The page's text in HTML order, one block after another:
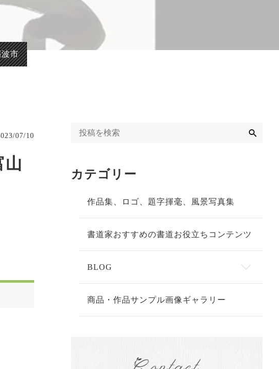
自然風景ギャラリー
「春夏秋冬」
◆◇日刊オンライン
タクト教室紹介記事
◇◆2020年
市
07/10
山
カテゴリー
作品集、ロゴ、題字揮毫、風景写真集
書道家おすすめの書道お役立ちコンテンツ
BLOG
商品・作品サンプル画像ギャラリー